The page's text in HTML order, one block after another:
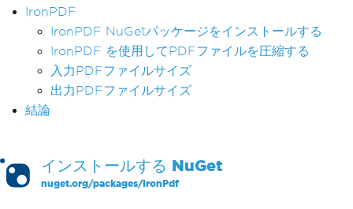
IronPDF
IronPDF NuGetパッケージをインストールする
IronPDF を使用してPDFファイルを圧縮する
入力PDFファイルサイズ
出力PDFファイルサイズ
結論
インストールする NuGet
nuget.org/packages/IronPdf